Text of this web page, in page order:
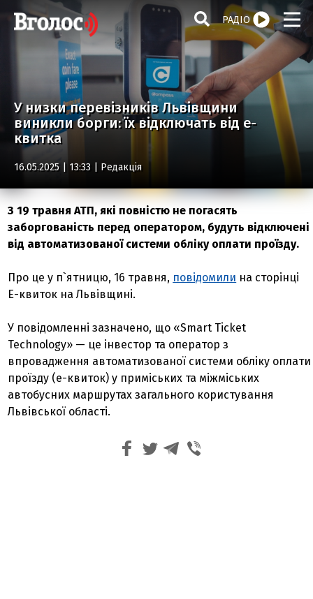
РАДІО
У низки перевізників Львівщини
виникли борги: їх відключать від е-
квитка
16.05.2025 | 13:33 | Редакція
З 19 травня АТП, які повністю не погасять
заборгованість перед оператором, будуть відключені
від автоматизованої системи обліку оплати проїзду.
Про це у п`ятницю, 16 травня, повідомили на сторінці
Е-квиток на Львівщині.
У повідомленні зазначено, що «Smart Ticket
Technology» — це інвестор та оператор з
впровадження автоматизованої системи обліку оплати
проїзду (е-квиток) у приміських та міжміських
автобусних маршрутах загального користування
Львівської області.